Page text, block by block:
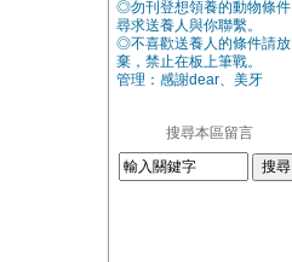
◎勿刊登想領養的動物條件
尋求送養人與你聯繫。
◎不喜歡送養人的條件請放
棄，禁止在板上筆戰。
管理：感謝dear、美牙
搜尋本區留言